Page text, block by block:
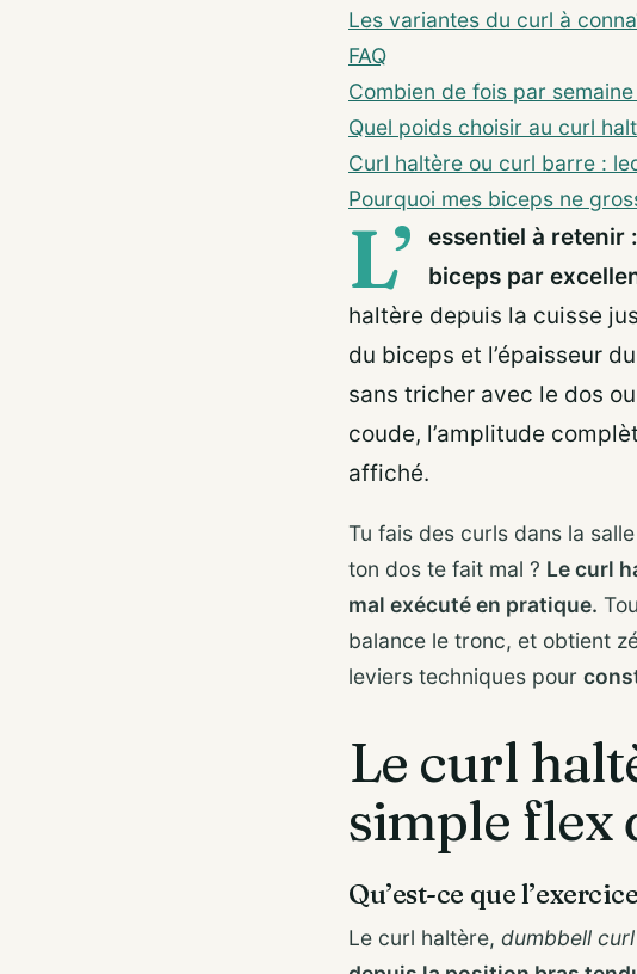
Les variantes du curl à
FAQ
Combien de fois par
Quel poids choisir au curl
Curl haltère ou curl barre :
Pourquoi mes biceps ne
L’ essentiel à retenir :
biceps par
haltère depuis la cuisse
du biceps et l’épaisseur
sans tricher avec le dos
coude, l’amplitude
affiché.
Tu fais des curls dans la
ton dos te fait mal ? Le curl
mal exécuté en pratique.
balance le tronc, et obtient
leviers techniques pour
Le curl
simple flex
Qu’est-ce que
Le curl haltère, dumbbell curl